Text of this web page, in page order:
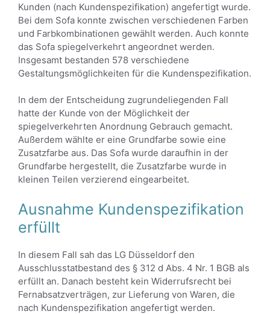
Kunden (nach Kundenspezifikation) angefertigt wurde.
Bei dem Sofa konnte zwischen verschiedenen Farben
und Farbkombinationen gewählt werden. Auch konnte
das Sofa spiegelverkehrt angeordnet werden.
Insgesamt bestanden 578 verschiedene
Gestaltungsmöglichkeiten für die Kundenspezifikation.
In dem der Entscheidung zugrundeliegenden Fall
hatte der Kunde von der Möglichkeit der
spiegelverkehrten Anordnung Gebrauch gemacht.
Außerdem wählte er eine Grundfarbe sowie eine
Zusatzfarbe aus. Das Sofa wurde daraufhin in der
Grundfarbe hergestellt, die Zusatzfarbe wurde in
kleinen Teilen verzierend eingearbeitet.
Ausnahme Kundenspezifikation
erfüllt
In diesem Fall sah das LG Düsseldorf den
Ausschlusstatbestand des § 312 d Abs. 4 Nr. 1 BGB als
erfüllt an. Danach besteht kein Widerrufsrecht bei
Fernabsatzverträgen, zur Lieferung von Waren, die
nach Kundenspezifikation angefertigt werden.